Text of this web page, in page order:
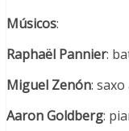
Músicos:
Raphaël Pannier:
Miguel Zenón:
Aaron Goldberg: